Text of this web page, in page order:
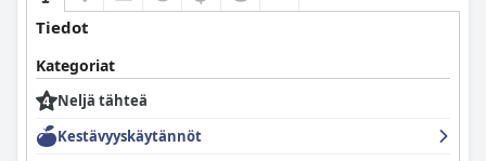
Tiedot
Kategoriat
Neljä tähteä
Kestävyyskäytännöt